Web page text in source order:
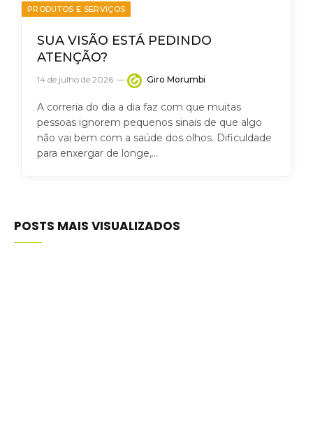
PRODUTOS E SERVIÇOS
SUA VISÃO ESTÁ PEDINDO
ATENÇÃO?
14 de julho de 2026 Giro Morumbi
A correria do dia a dia faz com que muitas
pessoas ignorem pequenos sinais de que algo
não vai bem com a saúde dos olhos. Dificuldade
para enxergar de longe,…
POSTS MAIS VISUALIZADOS